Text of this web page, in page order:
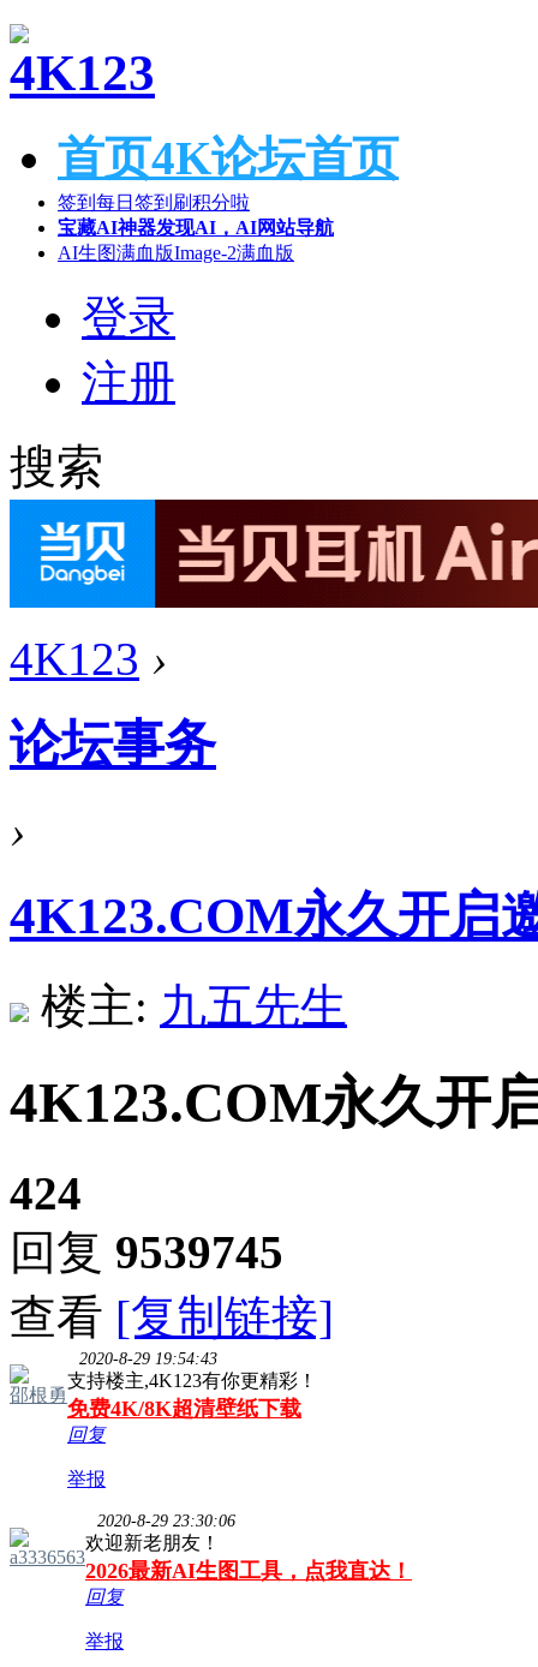
首页4K论坛首页
签到 每日签到刷积分啦
宝藏AI神器发现AI，AI网站导航
AI生图满血版Image-2满血版
登录
注册
搜索
4K123 ›
论坛事务
›
4K123.COM永久开启
楼主: 九五先生
4K123.COM永久开
424
回复 9539745
查看 [复制链接]
邵根勇
2020-8-29 19:54:43
支持楼主,4K123有你更精彩！
免费4K/8K超清壁纸下载
回复
举报
a3336563
2020-8-29 23:30:06
欢迎新老朋友！
2026最新AI生图工具，点我直达！
回复
举报